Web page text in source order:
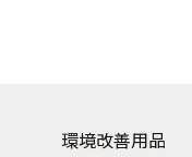
環境改善用品